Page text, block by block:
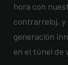
hora con
contrarreloj, y
generación
en el túnel de